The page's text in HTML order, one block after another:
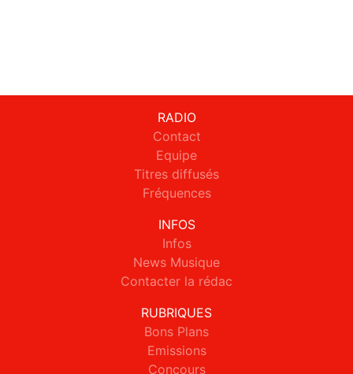
RADIO
Contact
Equipe
Titres diffusés
Fréquences
INFOS
Infos
News Musique
Contacter la rédac
RUBRIQUES
Bons Plans
Emissions
Concours